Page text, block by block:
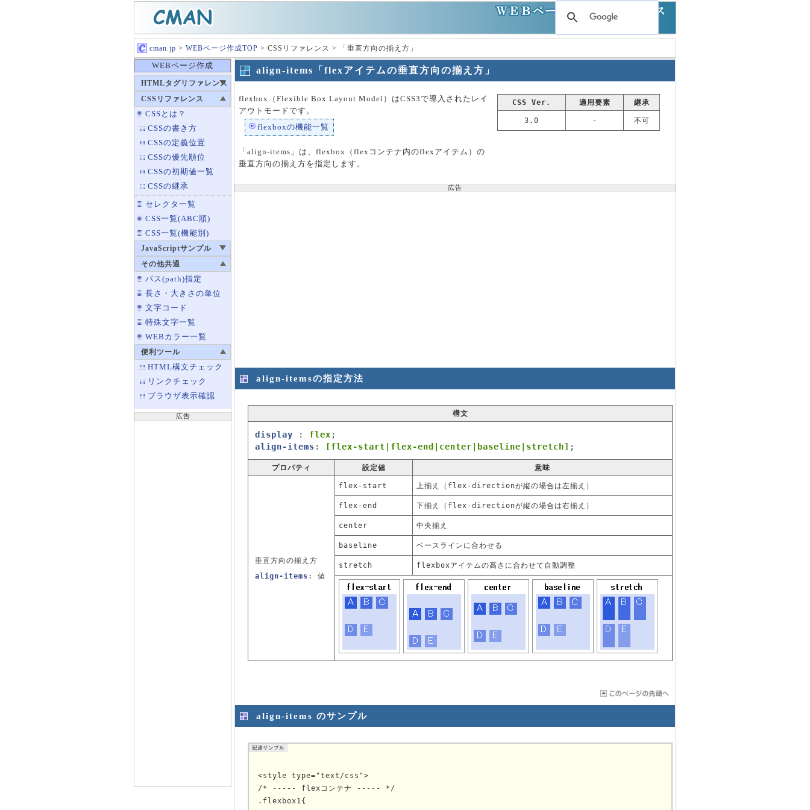
cman.jp > WEBページ作成TOP > CSSリファレンス > 「垂直方向の揃え方」
WEBページ作成
HTMLタグリファレンス
CSSリファレンス
CSSとは？
CSSの書き方
CSSの定義位置
CSSの優先順位
CSSの初期値一覧
CSSの継承
セレクタ一覧
CSS一覧(ABC順)
CSS一覧(機能別)
JavaScriptサンプル
その他共通
パス(path)指定
長さ・大きさの単位
文字コード
特殊文字一覧
WEBカラー一覧
便利ツール
HTML構文チェック
リンクチェック
ブラウザ表示確認
広告
align-items「flexアイテムの垂直方向の揃え方」
flexbox（Flexible Box Layout Model）はCSS3で導入されたレイ
アウトモードです。
flexboxの機能一覧
「align-items」は、flexbox（flexコンテナ内のflexアイテム）の
垂直方向の揃え方を指定します。
CSS Ver. 適用要素 継承
3.0 - 不可
広告
align-itemsの指定方法
構文
display : flex ;
align-items : [flex-start|flex-end|center|baseline|stretch] ;
プロパティ 設定値 意味
垂直方向の揃え方
align-items : 値
flex-start 上揃え（flex-directionが縦の場合は左揃え）
flex-end 下揃え（flex-directionが縦の場合は右揃え）
center 中央揃え
baseline ベースラインに合わせる
stretch flexboxアイテムの高さに合わせて自動調整
align-items のサンプル
<style type="text/css">
/* ----- flexコンテナ ----- */
.flexbox1{